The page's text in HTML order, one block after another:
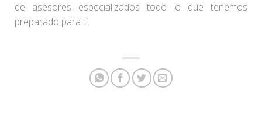
de asesores especializados todo lo que tenemos
preparado para ti.